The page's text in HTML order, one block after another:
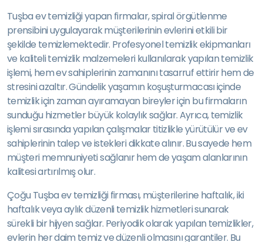
Tuşba ev temizliği yapan firmalar, spiral örgütlenme
prensibini uygulayarak müşterilerinin evlerini etkili bir
şekilde temizlemektedir. Profesyonel temizlik ekipmanları
ve kaliteli temizlik malzemeleri kullanılarak yapılan temizlik
işlemi, hem ev sahiplerinin zamanını tasarruf ettirir hem de
stresini azaltır. Gündelik yaşamın koşuşturmacası içinde
temizlik için zaman ayıramayan bireyler için bu firmaların
sunduğu hizmetler büyük kolaylık sağlar. Ayrıca, temizlik
işlemi sırasında yapılan çalışmalar titizlikle yürütülür ve ev
sahiplerinin talep ve istekleri dikkate alınır. Bu sayede hem
müşteri memnuniyeti sağlanır hem de yaşam alanlarının
kalitesi artırılmış olur.
Çoğu Tuşba ev temizliği firması, müşterilerine haftalık, iki
haftalık veya aylık düzenli temizlik hizmetleri sunarak
sürekli bir hijyen sağlar. Periyodik olarak yapılan temizlikler,
evlerin her daim temiz ve düzenli olmasını garantiler. Bu